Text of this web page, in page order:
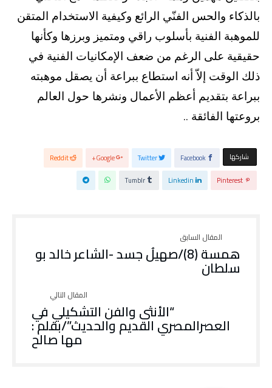
بالذكاء والحس الفنّي الرائع وكيفية الاستخدام المتقن
للموهبة الفنية بأسلوب راقي ومتميز وبرزها وكأنها
حقيقية على الرغم من ضعف الإمكانيات الفنية في
ذلك الوقت إلاّ أنه استطاع ببراعة أن يصقل موهبته
ببراعة بتقديم أعظم الأعمال ونشرها حول العالم
بروعتها الفائقة ..
‫‫ شاركها‬ Facebook
Twitter
Google+
Reddit
Pinterest
Linkedin
Tumblr
همسة (8)/صهيلُ جسد -الشاعر خالد بو
سلطان
“الأنثى والفن التشكيلي في
العصرالمصري القديم والحديث”/بقلم :
مها صالح